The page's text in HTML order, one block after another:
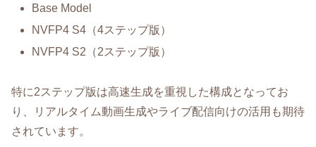
Base Model
NVFP4 S4（4ステップ版）
NVFP4 S2（2ステップ版）
特に2ステップ版は高速生成を重視した構成となってお
り、リアルタイム動画生成やライブ配信向けの活用も期待
されています。